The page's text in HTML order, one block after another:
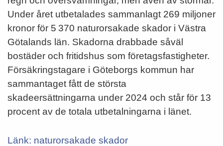
Under året utbetalades sammanlagt 269 miljoner
kronor för 5 370 naturorsakade skador i Västra
Götalands län. Skadorna drabbade såväl
bostäder och fritidshus som företagsfastigheter.
Försäkringstagare i Göteborgs kommun har
sammantaget fått de största
skadeersättningarna under 2024 och står för 13
procent av de totala utbetalningarna i länet.
Länk: naturorsakade skador